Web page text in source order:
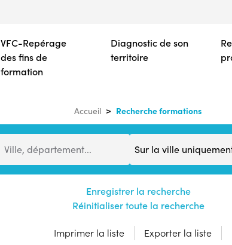
contenu
principal
VFC-Repérage
des fins de
formation
Diagnostic de son
territoire
Accueil Recherche formations
Ville, département...
Enregistrer la recherche
Réinitialiser toute la recherche
Imprimer la liste Exporter la liste